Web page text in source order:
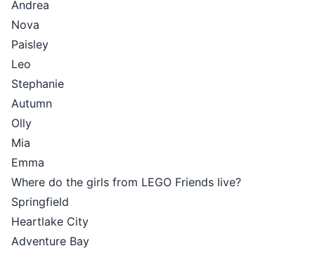
Andrea
Nova
Paisley
Leo
Stephanie
Autumn
Olly
Mia
Emma
Where do the girls from LEGO Friends live?
Springfield
Heartlake City
Adventure Bay